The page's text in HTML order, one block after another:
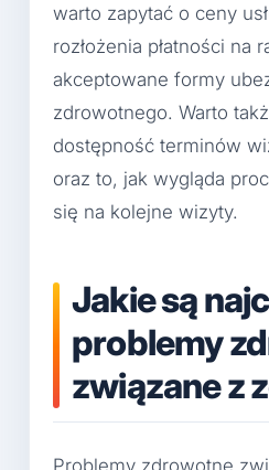
warto zapytać o ceny
rozłożenia płatności na
akceptowane formy
zdrowotnego. Warto
dostępność terminów
oraz to, jak wygląda
się na kolejne wizyty.
Jakie są
problemy
związane z
Problemy zdrowotne